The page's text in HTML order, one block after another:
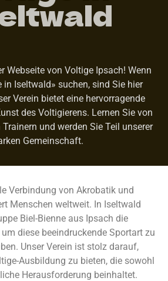
Webseite von Voltige Ipsach! Wenn
in Iseltwald» suchen, sind Sie hier
Verein bietet eine hervorragende
des Voltigierens. Lernen Sie von
und werden Sie Teil unserer
Gemeinschaft.
Verbindung von Akrobatik und
Menschen weltweit. In Iseltwald
Biel-Bienne aus Ipsach die
diese beeindruckende Sportart zu
Unser Verein ist stolz darauf,
Ausbildung zu bieten, die sowohl
Herausforderung beinhaltet.